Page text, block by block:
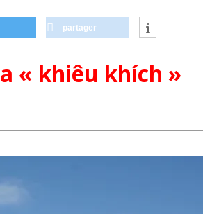
partager
« khiêu khích »